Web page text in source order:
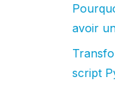
avoir
script